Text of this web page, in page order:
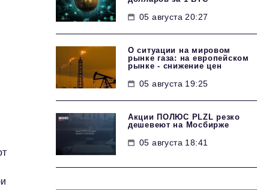
05 августа 20:27
О ситуации на мировом
рынке газа: на европейском
рынке - снижение цен
05 августа 19:25
Акции ПОЛЮС PLZL резко
дешевеют на Мосбирже
05 августа 18:41